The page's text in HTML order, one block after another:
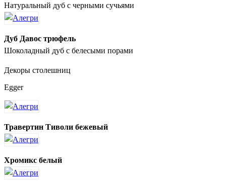
Натуральный дуб с черными сучьями
Дуб Давос трюфель
Шоколадный дуб с белесыми порами
Декоры столешниц
Egger
Травертин Тиволи бежевый
Хромикс белый